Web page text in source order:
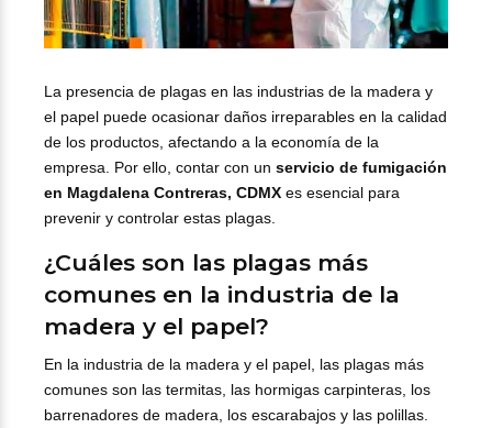
La presencia de plagas en las industrias de la madera y
el papel puede ocasionar daños irreparables en la calidad
de los productos, afectando a la economía de la
empresa. Por ello, contar con un servicio de fumigación
en Magdalena Contreras, CDMX es esencial para
prevenir y controlar estas plagas.
¿Cuáles son las plagas más
comunes en la industria de la
madera y el papel?
En la industria de la madera y el papel, las plagas más
comunes son las termitas, las hormigas carpinteras, los
barrenadores de madera, los escarabajos y las polillas.